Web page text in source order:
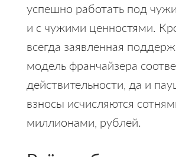
успешно работать под
и с чужими ценностями.
всегда заявленная
модель франчайзера
действительности, да и
взносы исчисляются
миллионами, рублей.